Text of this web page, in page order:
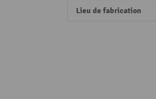
Lieu de fabrication